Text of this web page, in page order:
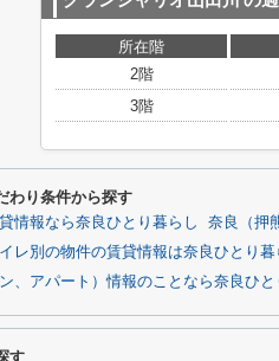
所在階
2階
3階
わり条件から探す
情報なら奈良ひとり暮らし
奈良（押
レ別の物件の賃貸情報は奈良ひとり暮
、アパート）情報のことなら奈良ひと
す